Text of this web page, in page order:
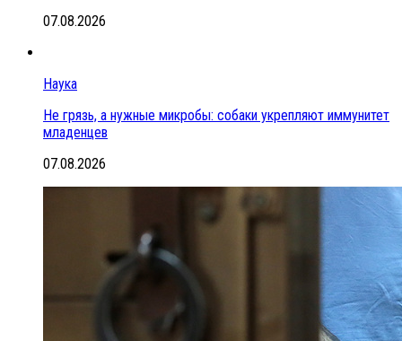
07.08.2026
Наука
Не грязь, а нужные микробы: собаки укрепляют иммунитет
младенцев
07.08.2026